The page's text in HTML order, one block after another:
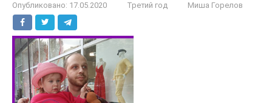
Опубликовано: 17.05.2020 Третий год Миша Горелов